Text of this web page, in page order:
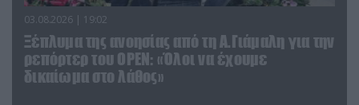
03.08.2026 | 19:02
Ξέπλυμα της ανοησίας από τη Α.Γιάμαλη για την
ρεπόρτερ του ΟΡΕΝ: «Όλοι να έχουμε
δικαίωμα στο λάθος»